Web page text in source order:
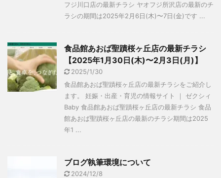
フジ川口店の最新チラシ ヤオフジ所沢店の最新のチ
ラシの期間は2025年2月6日(木)〜7日(金)です ...
食品館あおば聖蹟桜ヶ丘店の最新チラシ
【2025年1月30日(木)〜2月3日(月)】
2025/1/30
食品館あおば聖蹟桜ヶ丘店の最新チラシをご紹介し
ます。 妊娠・出産・育児の情報サイト ｜ ゼクシィ
Baby 食品館あおば聖蹟桜ヶ丘店の最新チラシ 食品
館あおば聖蹟桜ヶ丘店の最新のチラシ期間は2025
年1 ...
ブログ執筆環境について
2024/12/8